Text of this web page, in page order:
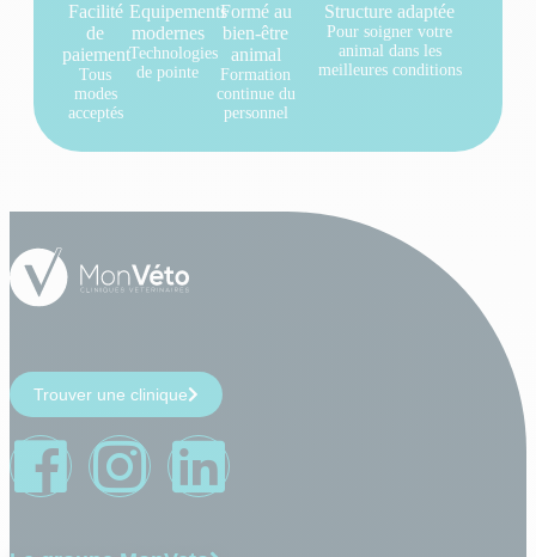
Facilité
de
paiement
Tous
modes
acceptés
Equipements
modernes
Technologies
de pointe
Formé au
bien-être
animal
Formation
continue du
personnel
Structure adaptée
Pour soigner votre
animal dans les
meilleures conditions
Trouver une clinique